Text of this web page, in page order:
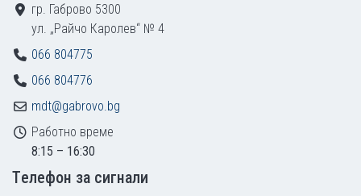
гр. Габрово 5300
ул. „Райчо Каролев“ № 4
066 804775
066 804776
mdt@gabrovo.bg
Работно време
8:15 – 16:30
Tелефон за сигнали